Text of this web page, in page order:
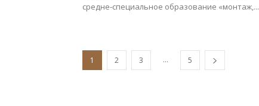
средне-специальное образование «монтаж,...
1 2 3 ... 5